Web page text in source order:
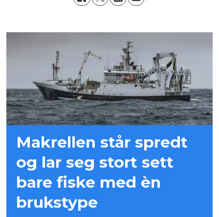
Makrellen står spredt
og lar seg stort sett
bare fiske med èn
brukstype